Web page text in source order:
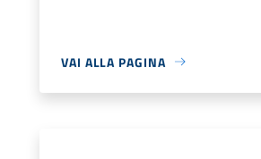
VAI ALLA PAGINA